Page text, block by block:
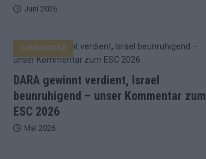
Juni 2026
DARA gewinnt verdient, Israel
beunruhigend – unser Kommentar zum
ESC 2026
KOMMENTAR
Mai 2026